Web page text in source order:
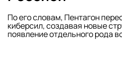
По его словам, Пентагон
киберсил, создавая новые
появление отдельного рода